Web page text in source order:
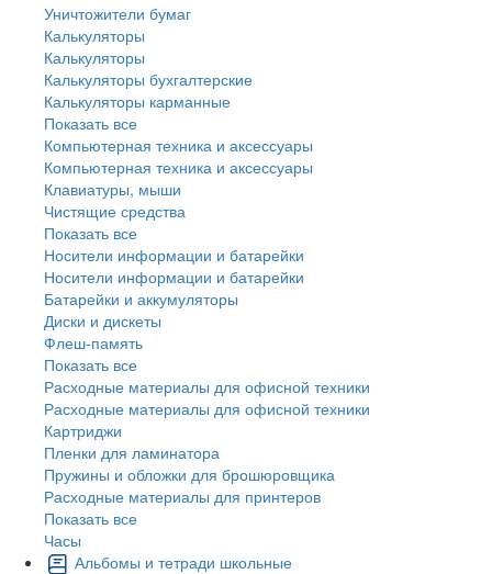
Уничтожители бумаг
Калькуляторы
Калькуляторы
Калькуляторы бухгалтерские
Калькуляторы карманные
Показать все
Компьютерная техника и аксессуары
Компьютерная техника и аксессуары
Клавиатуры, мыши
Чистящие средства
Показать все
Носители информации и батарейки
Носители информации и батарейки
Батарейки и аккумуляторы
Диски и дискеты
Флеш-память
Показать все
Расходные материалы для офисной техники
Расходные материалы для офисной техники
Картриджи
Пленки для ламинатора
Пружины и обложки для брошюровщика
Расходные материалы для принтеров
Показать все
Часы
Альбомы и тетради школьные